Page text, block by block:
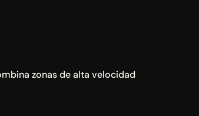
zonas de alta velocidad